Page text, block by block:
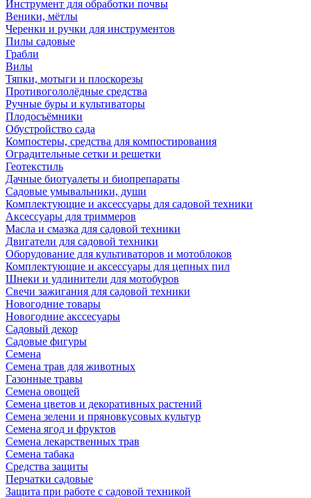
Инструмент для обработки почвы
Веники, мётлы
Черенки и ручки для инструментов
Пилы садовые
Грабли
Вилы
Тяпки, мотыги и плоскорезы
Противогололёдные средства
Ручные буры и культиваторы
Плодосъёмники
Обустройство сада
Компостеры, средства для компостирования
Оградительные сетки и решетки
Геотекстиль
Дачные биотуалеты и биопрепараты
Садовые умывальники, души
Комплектующие и аксессуары для садовой техники
Аксессуары для триммеров
Масла и смазка для садовой техники
Двигатели для садовой техники
Оборудование для культиваторов и мотоблоков
Комплектующие и аксессуары для цепных пил
Шнеки и удлинители для мотобуров
Свечи зажигания для садовой техники
Новогодние товары
Новогодние акссесуары
Садовый декор
Садовые фигуры
Семена
Семена трав для животных
Газонные травы
Семена овощей
Семена цветов и декоративных растений
Семена зелени и пряновкусовых культур
Семена ягод и фруктов
Семена лекарственных трав
Семена табака
Средства защиты
Перчатки садовые
Защита при работе с садовой техникой